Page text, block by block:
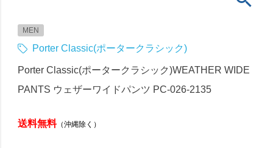
MEN
Porter Classic(ポータークラシック)
Porter Classic(ポータークラシック)WEATHER WIDE
PANTS ウェザーワイドパンツ PC-026-2135
送料無料（沖縄除く）